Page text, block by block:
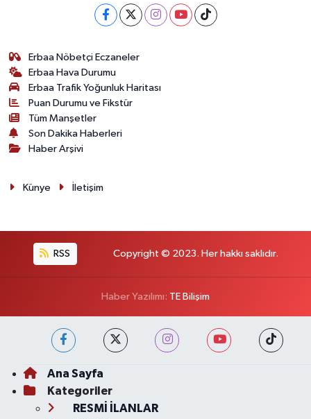
Erbaa Nöbetçi Eczaneler
Erbaa Hava Durumu
Erbaa Trafik Yoğunluk Haritası
Puan Durumu ve Fikstür
Tüm Manşetler
Son Dakika Haberleri
Haber Arşivi
Künye İletişim
RSS Copyright © 2023. Her hakkı saklıdır.
Haber Yazılımı: TE Bilişim
Ana Sayfa
Kategoriler
RESMİ İLANLAR